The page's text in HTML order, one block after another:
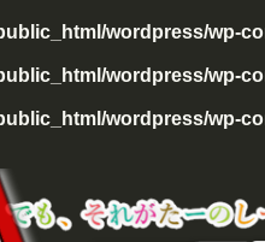
wordpress/wp-
wordpress/wp-
wordpress/wp-